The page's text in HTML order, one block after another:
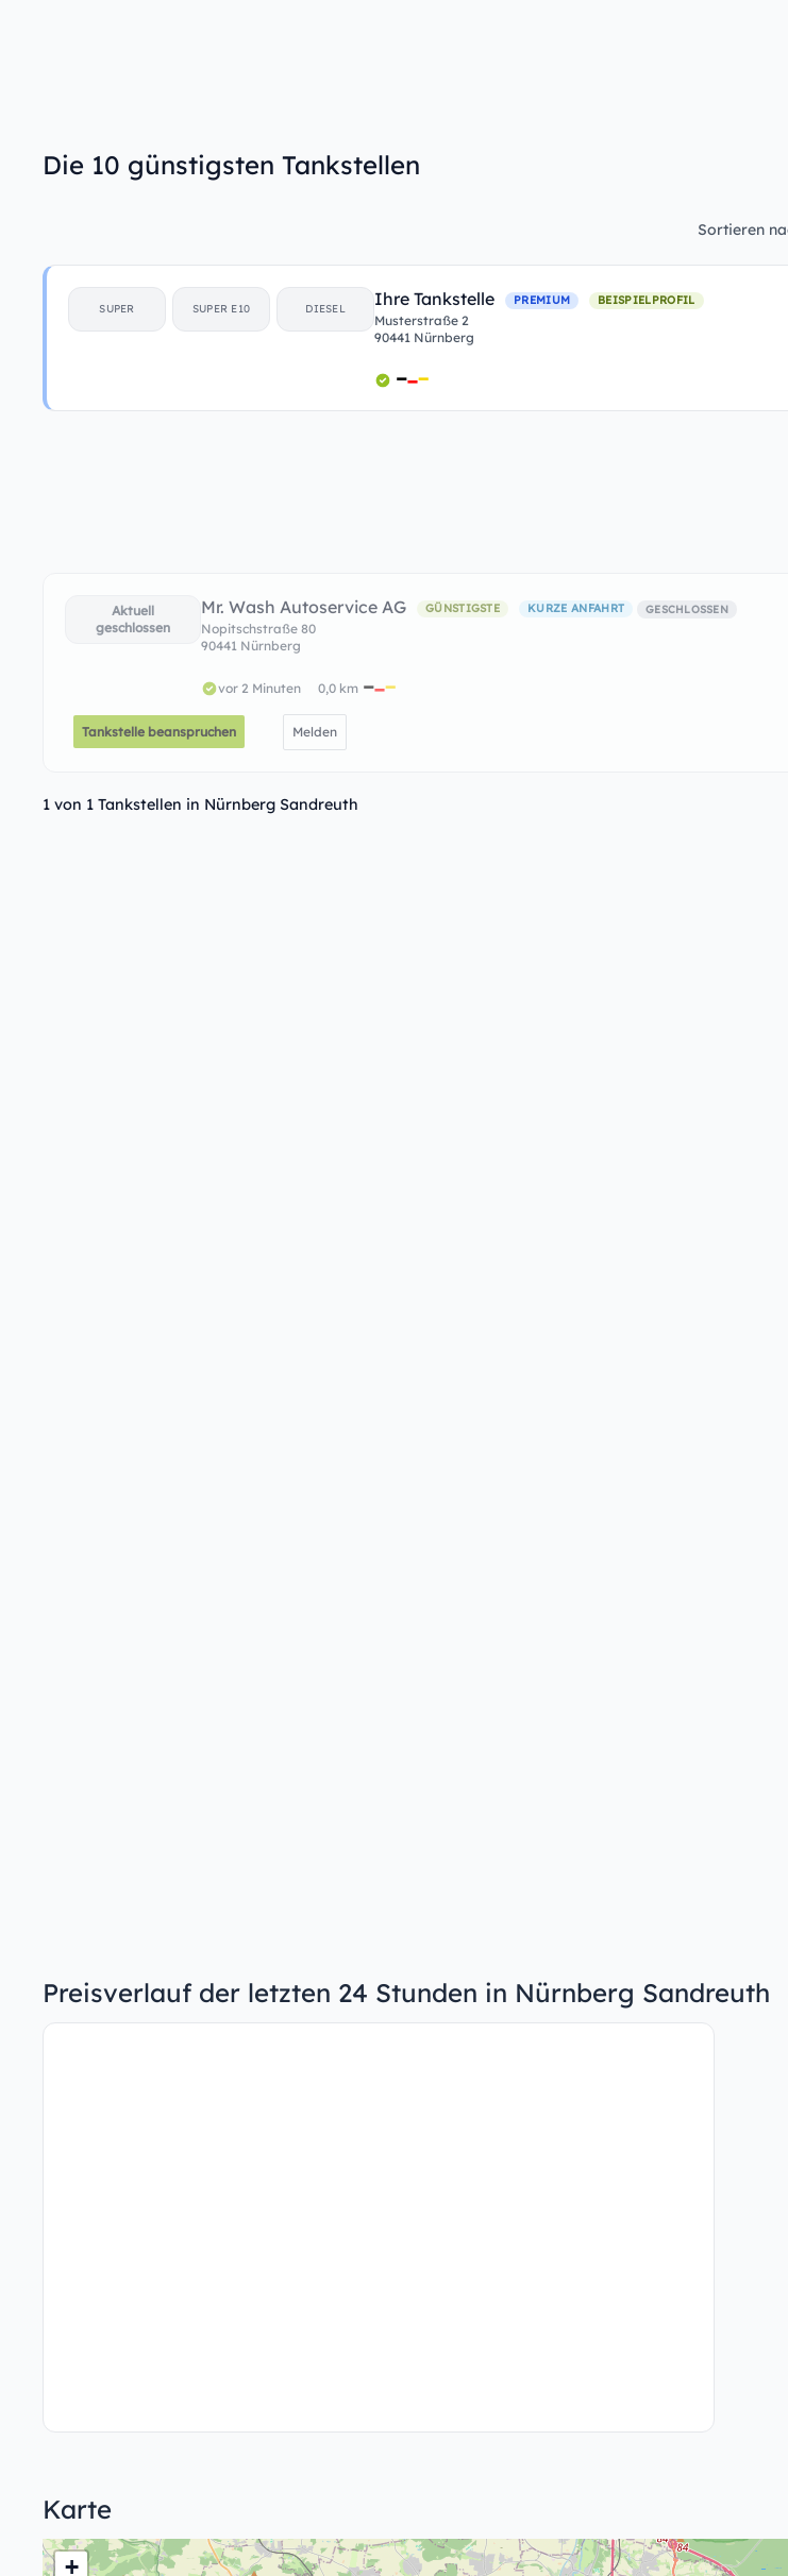
Die 10 günstigsten Tankstellen
Sortieren
SUPER SUPER E10 DIESEL Ihre Tankstelle PREMIUM BEISPIELPROFIL
Musterstraße 2
90441 Nürnberg
Aktuell
geschlossen
Mr. Wash Autoservice AG GÜNSTIGSTE KURZE ANFAHRT GESCHLOSSEN
Nopitschstraße 80
90441 Nürnberg
vor 2 Minuten 0,0 km
Tankstelle beanspruchen Melden
1 von 1 Tankstellen in Nürnberg Sandreuth
Preisverlauf der letzten 24 Stunden in Nürnberg Sandreuth
Karte
+